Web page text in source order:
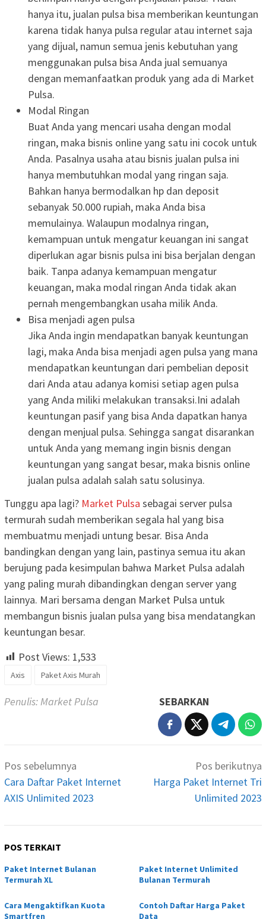
hanya itu, jualan pulsa bisa memberikan keuntungan
karena tidak hanya pulsa regular atau internet saja
yang dijual, namun semua jenis kebutuhan yang
menggunakan pulsa bisa Anda jual semuanya
dengan memanfaatkan produk yang ada di Market
Pulsa.
Modal Ringan
Buat Anda yang mencari usaha dengan modal
ringan, maka bisnis online yang satu ini cocok untuk
Anda. Pasalnya usaha atau bisnis jualan pulsa ini
hanya membutuhkan modal yang ringan saja.
Bahkan hanya bermodalkan hp dan deposit
sebanyak 50.000 rupiah, maka Anda bisa
memulainya. Walaupun modalnya ringan,
kemampuan untuk mengatur keuangan ini sangat
diperlukan agar bisnis pulsa ini bisa berjalan dengan
baik. Tanpa adanya kemampuan mengatur
keuangan, maka modal ringan Anda tidak akan
pernah mengembangkan usaha milik Anda.
Bisa menjadi agen pulsa
Jika Anda ingin mendapatkan banyak keuntungan
lagi, maka Anda bisa menjadi agen pulsa yang mana
mendapatkan keuntungan dari pembelian deposit
dari Anda atau adanya komisi setiap agen pulsa
yang Anda miliki melakukan transaksi.Ini adalah
keuntungan pasif yang bisa Anda dapatkan hanya
dengan menjual pulsa. Sehingga sangat disarankan
untuk Anda yang memang ingin bisnis dengan
keuntungan yang sangat besar, maka bisnis online
jualan pulsa adalah salah satu solusinya.
Tunggu apa lagi? Market Pulsa sebagai server pulsa
termurah sudah memberikan segala hal yang bisa
membuatmu menjadi untung besar. Bisa Anda
bandingkan dengan yang lain, pastinya semua itu akan
berujung pada kesimpulan bahwa Market Pulsa adalah
yang paling murah dibandingkan dengan server yang
lainnya. Mari bersama dengan Market Pulsa untuk
membangun bisnis jualan pulsa yang bisa mendatangkan
keuntungan besar.
Post Views: 1,533
Axis Paket Axis Murah
Penulis: Market Pulsa SEBARKAN
Navigasi
pos
Pos sebelumnya
Cara Daftar Paket Internet
AXIS Unlimited 2023
Pos berikutnya
Harga Paket Internet Tri
Unlimited 2023
POS TERKAIT
Paket Internet Bulanan
Termurah XL
Paket Internet Unlimited
Bulanan Termurah
Cara Mengaktifkan Kuota
Smartfren
Contoh Daftar Harga Paket
Data